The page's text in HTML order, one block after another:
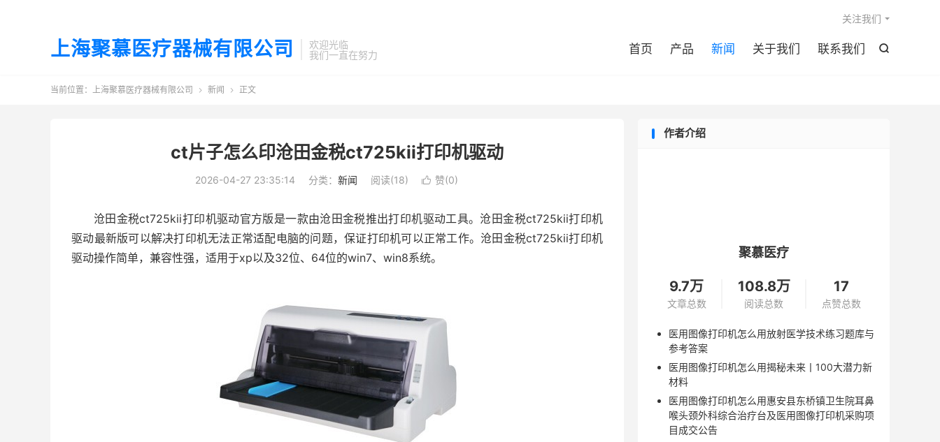
上海聚慕医疗器械有限公司
欢迎光临
我们一直在努力

首页 产品 新闻 关于我们 联系我们
关注我们
当前位置： 上海聚慕医疗器械有限公司  新闻  正文
ct片子怎么印沧田金税ct725kii打印机驱动
2026-04-27 23:35:14 分类： 新闻 阅读(18)  赞(0)
沧田金税ct725kii打印机驱动官方版是一款由沧田金税推出打印机驱动工具。沧田金税ct725kii打印机
驱动最新版可以解决打印机无法正常适配电脑的问题，保证打印机可以正常工作。沧田金税ct725kii打印机
驱动操作简单，兼容性强，适用于xp以及32位、64位的win7、win8系统。
作者介绍
聚慕医疗
9.7万
文章总数
108.8万
阅读总数
17
点赞总数
医用图像打印机怎么用放射医学技术练习题库与
参考答案
医用图像打印机怎么用揭秘未来丨100大潜力新
材料
医用图像打印机怎么用惠安县东桥镇卫生院耳鼻
喉头颈外科综合治疗台及医用图像打印机采购项
目成交公告